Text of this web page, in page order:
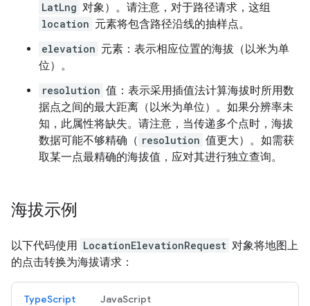
LatLng 对象）。请注意，对于路径请求，这组
location 元素将包含路径沿线的抽样点。
elevation 元素：表示相应位置的海拔（以米为单
位）。
resolution 值：表示采用插值法计算海拔时所用数
据点之间的最大距离（以米为单位）。如果分辨率未
知，此属性将缺失。请注意，当传递多个点时，海拔
数据可能不够精确（ resolution 值更大）。如需获
取某一点最精确的海拔值，应对其进行独立查询。
海拔示例
以下代码使用 LocationElevationRequest 对象将地图上
的点击转换为海拔请求：
TypeScript JavaScript